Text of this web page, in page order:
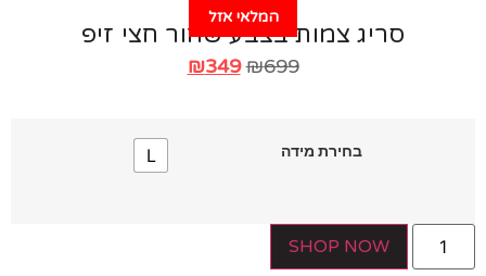
סריג צמות בצבע שחור חצי זיפ
₪699
₪349
בחירת מידה L
SHOP NOW
המלאי אזל